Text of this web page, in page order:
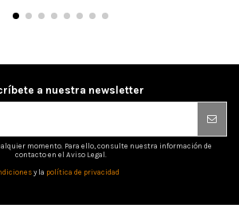
a nuestra newsletter
momento. Para ello, consulte nuestra información de
contacto en el Aviso Legal.
y la política de privacidad